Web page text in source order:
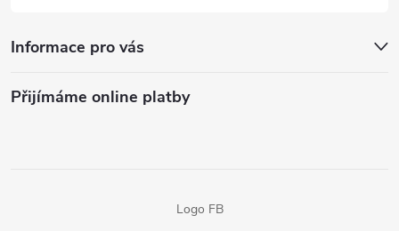
Informace pro vás
Přijímáme online platby
Logo FB